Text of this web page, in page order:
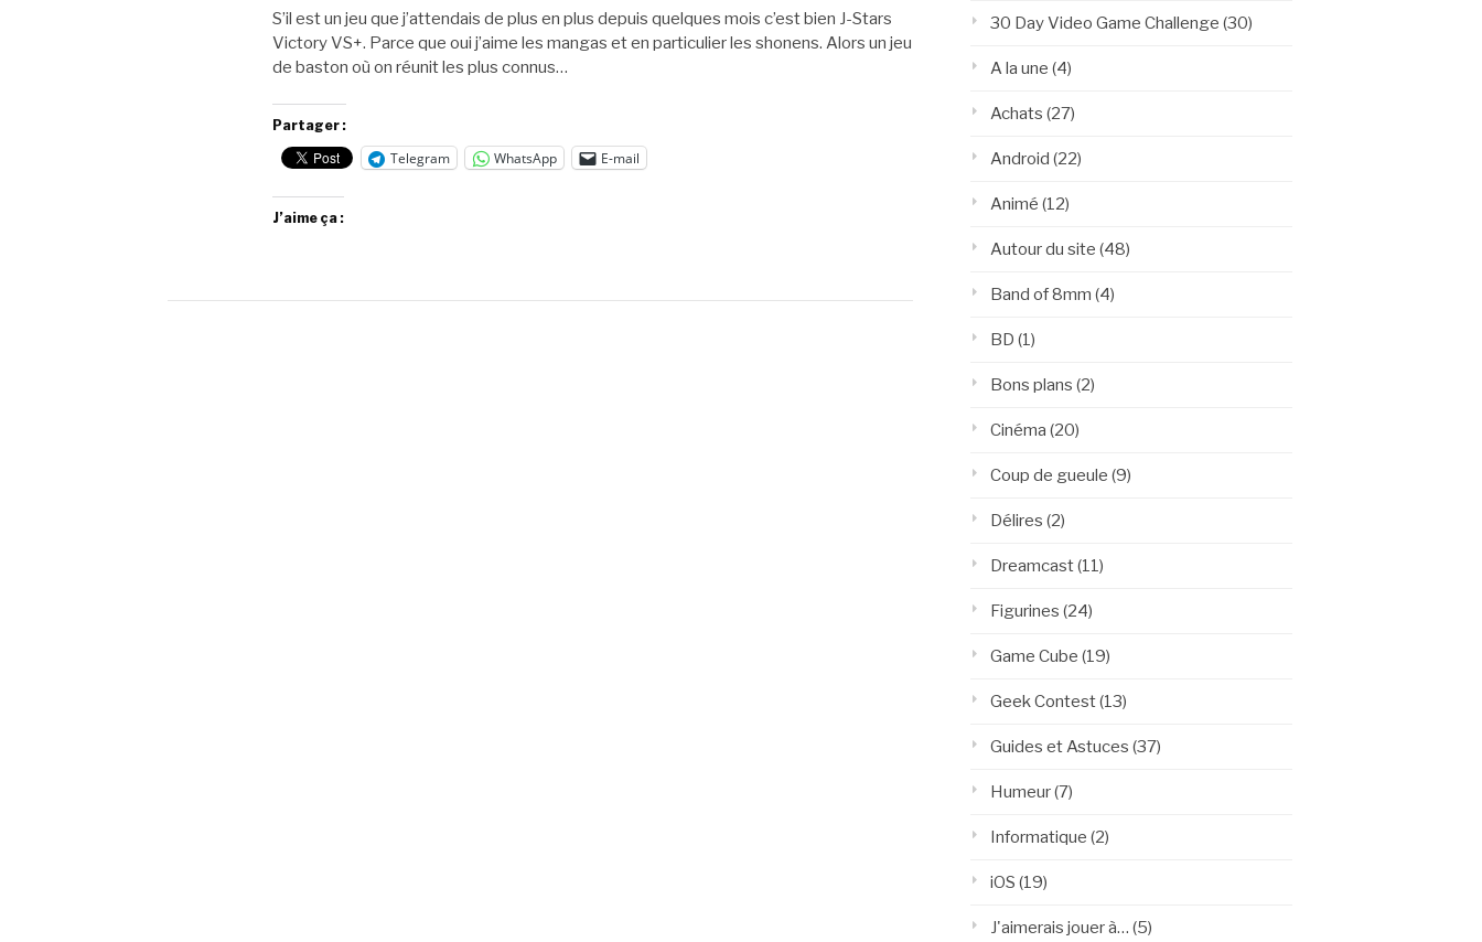
S’il est un jeu que j’attendais de plus en plus depuis quelques mois c’est bien J-Stars
Victory VS+. Parce que oui j’aime les mangas et en particulier les shonens. Alors un jeu
de baston où on réunit les plus connus…
Partager :
Telegram WhatsApp E-mail
J’aime ça :
30 Day Video Game Challenge (30)
A la une (4)
Achats (27)
Android (22)
Animé (12)
Autour du site (48)
Band of 8mm (4)
BD (1)
Bons plans (2)
Cinéma (20)
Coup de gueule (9)
Délires (2)
Dreamcast(11)
Figurines (24)
Game Cube (19)
Geek Contest(13)
Guides et Astuces (37)
Humeur(7)
Informatique (2)
iOS (19)
J'aimerais jouer à… (5)